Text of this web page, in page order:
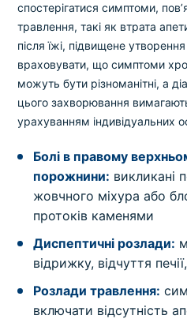
спостерігатися симптоми,
травлення, такі як втрата
після їжі, підвищене
враховувати, що симптоми
можуть бути різноманітні, а
цього захворювання
урахуванням індивідуальних
Болі в правому
порожнини: викликані
жовчного міхура або
протоків каменями
Диспептичні розлади:
відрижку, відчуття
Розлади травлення:
включати відсутність